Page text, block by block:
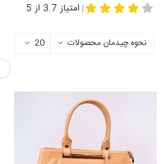
| امتیاز 3.7 از 5
نحوه چیدمان محصولات
20